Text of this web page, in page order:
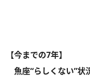
【今までの7年】
魚座“らしくない”状